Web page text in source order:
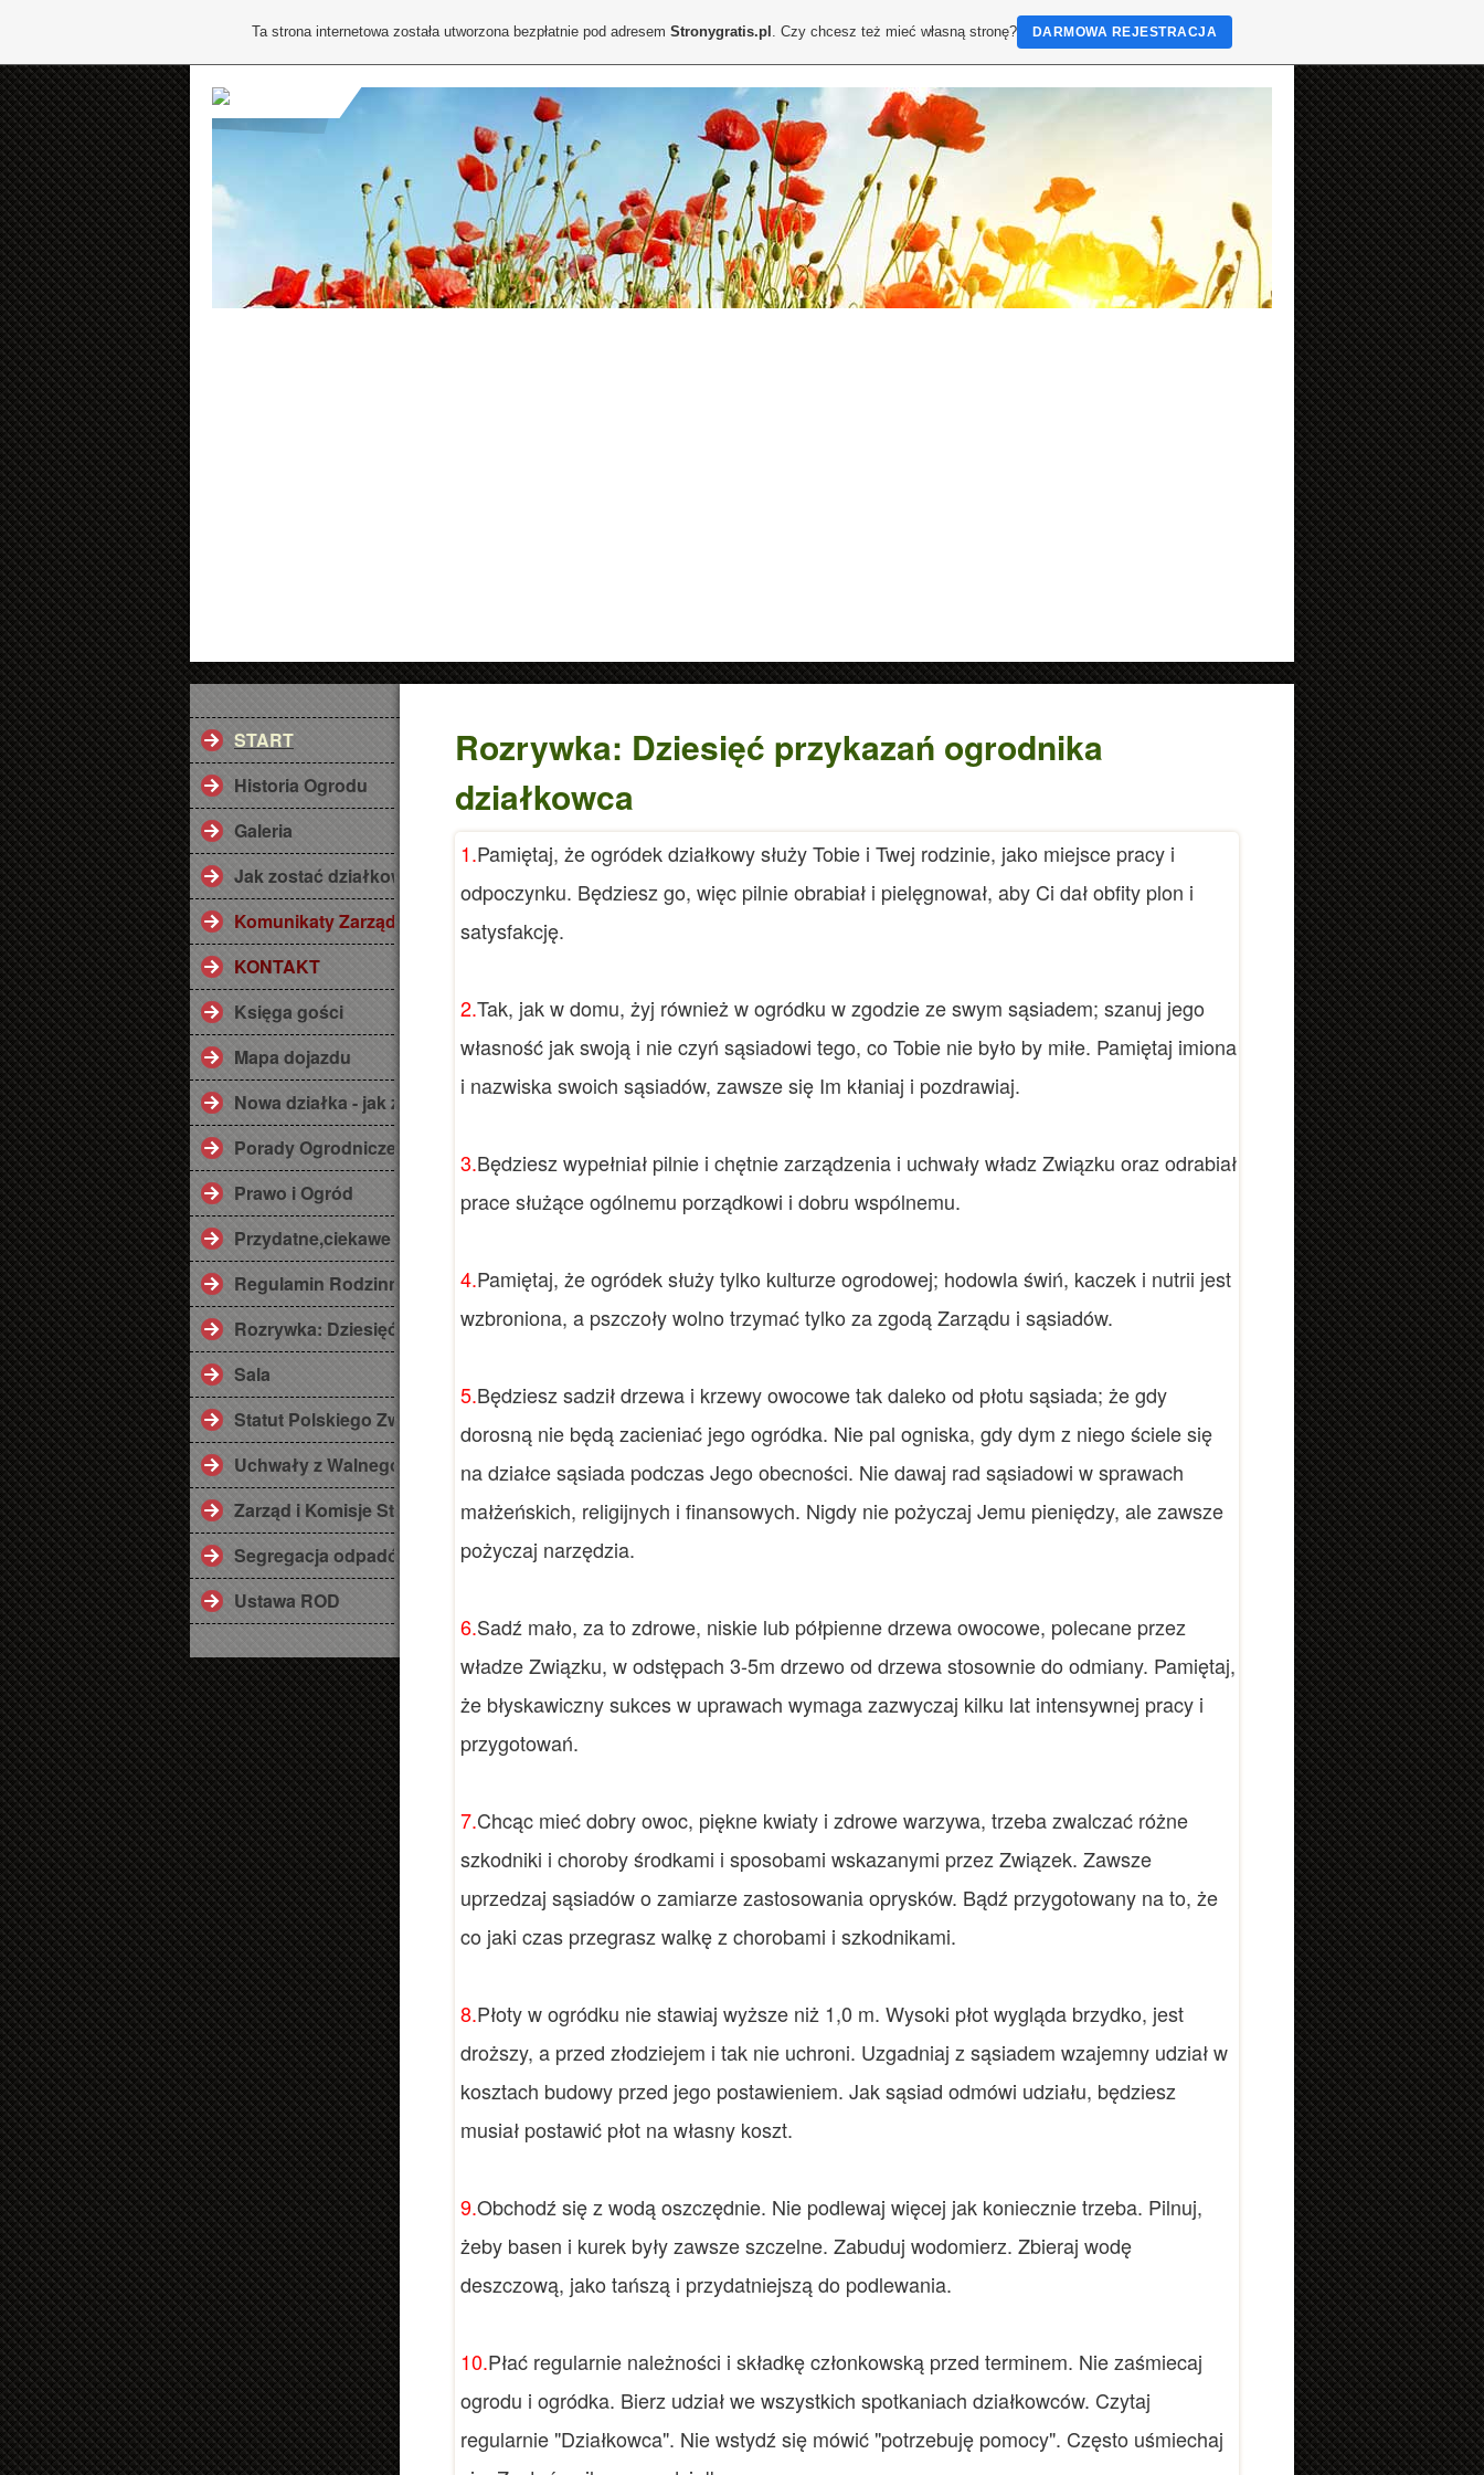
START
Historia Ogrodu
Galeria
Jak zostać działkowcem ? Przydatne informacje.
Komunikaty Zarządu
KONTAKT
Księga gości
Mapa dojazdu
Nowa działka - jak zaplanować?
Porady Ogrodnicze
Prawo i Ogród
Przydatne,ciekawe linki ;)
Regulamin Rodzinnego Ogrodu Działkowego
Rozrywka: Dziesięć przykazań ogrodnika działkowca
Sala
Statut Polskiego Związku Działkowców
Uchwały z Walnego Zebrania 2013r.
Zarząd i Komisje Statutowe
Segregacja odpadów
Ustawa ROD
Rozrywka: Dziesięć przykazań ogrodnika
działkowca
1.Pamiętaj, że ogródek działkowy służy Tobie i Twej rodzinie, jako miejsce pracy i
odpoczynku. Będziesz go, więc pilnie obrabiał i pielęgnował, aby Ci dał obfity plon i
satysfakcję.
2.Tak, jak w domu, żyj również w ogródku w zgodzie ze swym sąsiadem; szanuj jego
własność jak swoją i nie czyń sąsiadowi tego, co Tobie nie było by miłe. Pamiętaj imiona
i nazwiska swoich sąsiadów, zawsze się Im kłaniaj i pozdrawiaj.
3.Będziesz wypełniał pilnie i chętnie zarządzenia i uchwały władz Związku oraz odrabiał
prace służące ogólnemu porządkowi i dobru wspólnemu.
4.Pamiętaj, że ogródek służy tylko kulturze ogrodowej; hodowla świń, kaczek i nutrii jest
wzbroniona, a pszczoły wolno trzymać tylko za zgodą Zarządu i sąsiadów.
5.Będziesz sadził drzewa i krzewy owocowe tak daleko od płotu sąsiada; że gdy
dorosną nie będą zacieniać jego ogródka. Nie pal ogniska, gdy dym z niego ściele się
na działce sąsiada podczas Jego obecności. Nie dawaj rad sąsiadowi w sprawach
małżeńskich, religijnych i finansowych. Nigdy nie pożyczaj Jemu pieniędzy, ale zawsze
pożyczaj narzędzia.
6.Sadź mało, za to zdrowe, niskie lub półpienne drzewa owocowe, polecane przez
władze Związku, w odstępach 3-5m drzewo od drzewa stosownie do odmiany. Pamiętaj,
że błyskawiczny sukces w uprawach wymaga zazwyczaj kilku lat intensywnej pracy i
przygotowań.
7.Chcąc mieć dobry owoc, piękne kwiaty i zdrowe warzywa, trzeba zwalczać różne
szkodniki i choroby środkami i sposobami wskazanymi przez Związek. Zawsze
uprzedzaj sąsiadów o zamiarze zastosowania oprysków. Bądź przygotowany na to, że
co jaki czas przegrasz walkę z chorobami i szkodnikami.
8.Płoty w ogródku nie stawiaj wyższe niż 1,0 m. Wysoki płot wygląda brzydko, jest
droższy, a przed złodziejem i tak nie uchroni. Uzgadniaj z sąsiadem wzajemny udział w
kosztach budowy przed jego postawieniem. Jak sąsiad odmówi udziału, będziesz
musiał postawić płot na własny koszt.
9.Obchodź się z wodą oszczędnie. Nie podlewaj więcej jak koniecznie trzeba. Pilnuj,
żeby basen i kurek były zawsze szczelne. Zabuduj wodomierz. Zbieraj wodę
deszczową, jako tańszą i przydatniejszą do podlewania.
10.Płać regularnie należności i składkę członkowską przed terminem. Nie zaśmiecaj
ogrodu i ogródka. Bierz udział we wszystkich spotkaniach działkowców. Czytaj
regularnie "Działkowca". Nie wstydź się mówić "potrzebuję pomocy". Często uśmiechaj
Ta strona internetowa została utworzona bezpłatnie pod adresem Stronygratis.pl . Czy chcesz też mieć własną stronę? DARMOWA REJESTRACJA